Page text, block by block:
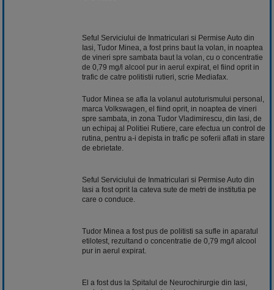
Seful Serviciului de Inmatriculari si Permise Auto din
Iasi, Tudor Minea, a fost prins baut la volan, in noaptea
de vineri spre sambata baut la volan, cu o concentratie
de 0,79 mg/l alcool pur in aerul expirat, el fiind oprit in
trafic de catre politistii rutieri, scrie Mediafax.
Tudor Minea se afla la volanul autoturismului personal,
marca Volkswagen, el fiind oprit, in noaptea de vineri
spre sambata, in zona Tudor Vladimirescu, din Iasi, de
un echipaj al Politiei Rutiere, care efectua un control de
rutina, pentru a-i depista in trafic pe soferii aflati in stare
de ebrietate.
Seful Serviciului de Inmatriculari si Permise Auto din
Iasi a fost oprit la cateva sute de metri de institutia pe
care o conduce.
Tudor Minea a fost pus de politisti sa sufle in aparatul
etilotest, rezultand o concentratie de 0,79 mg/l alcool
pur in aerul expirat.
El a fost dus la Spitalul de Neurochirurgie din Iasi,